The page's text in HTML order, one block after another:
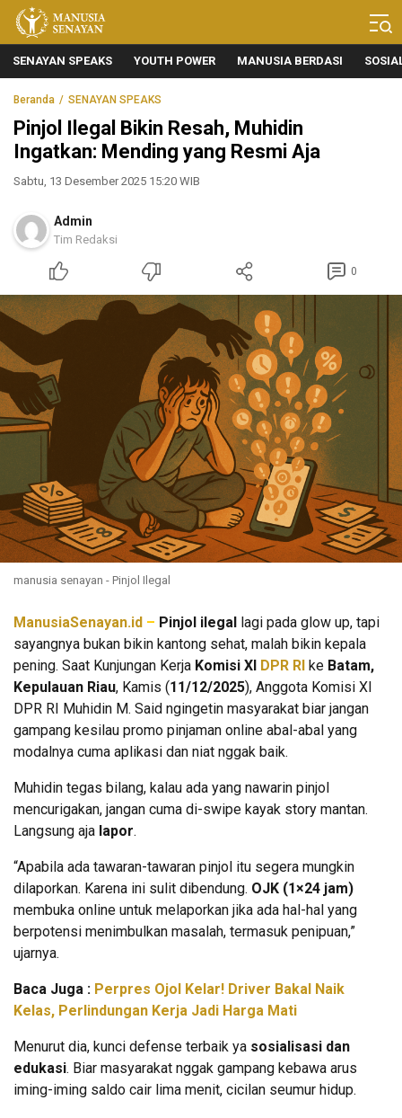
Manusia Senayan
Manusia Bicara, Senayan Bersuara
SENAYAN SPEAKS YOUTH POWER MANUSIA BERDASI
Beranda SENAYAN SPEAKS
Pinjol Ilegal Bikin Resah, Muhidin
Ingatkan: Mending yang Resmi Aja
Sabtu, 13 Desember 2025 15:20 WIB
Admin
Tim Redaksi
0
manusia senayan - Pinjol Ilegal
ManusiaSenayan.id – Pinjol ilegal lagi pada glow up, tapi
sayangnya bukan bikin kantong sehat, malah bikin kepala
pening. Saat Kunjungan Kerja Komisi XI DPR RI ke Batam,
Kepulauan Riau, Kamis (11/12/2025), Anggota Komisi XI
DPR RI Muhidin M. Said ngingetin masyarakat biar jangan
gampang kesilau promo pinjaman online abal-abal yang
modalnya cuma aplikasi dan niat nggak baik.
Muhidin tegas bilang, kalau ada yang nawarin pinjol
mencurigakan, jangan cuma di-swipe kayak story mantan.
Langsung aja lapor.
“Apabila ada tawaran-tawaran pinjol itu segera mungkin
dilaporkan. Karena ini sulit dibendung. OJK (1×24 jam)
membuka online untuk melaporkan jika ada hal-hal yang
berpotensi menimbulkan masalah, termasuk penipuan,”
ujarnya.
Baca Juga : Perpres Ojol Kelar! Driver Bakal Naik
Kelas, Perlindungan Kerja Jadi Harga Mati
Menurut dia, kunci defense terbaik ya sosialisasi dan
edukasi. Biar masyarakat nggak gampang kebawa arus
iming-iming saldo cair lima menit, cicilan seumur hidup.